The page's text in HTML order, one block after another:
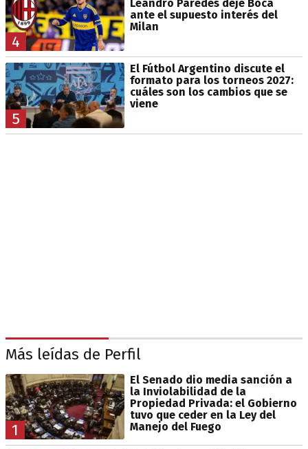
4
Leandro Paredes deje Boca
ante el supuesto interés del
Milan
5
El Fútbol Argentino discute el
formato para los torneos 2027:
cuáles son los cambios que se
viene
Más leídas de Perfil
1
El Senado dio media sanción a
la Inviolabilidad de la
Propiedad Privada: el Gobierno
tuvo que ceder en la Ley del
Manejo del Fuego